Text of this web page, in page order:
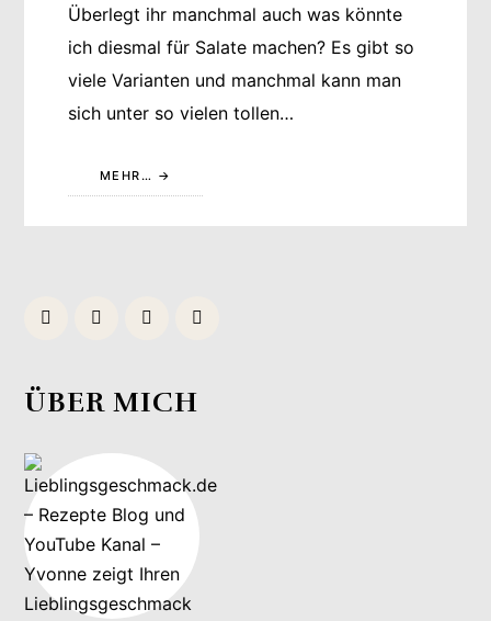
Überlegt ihr manchmal auch was könnte
ich diesmal für Salate machen? Es gibt so
viele Varianten und manchmal kann man
sich unter so vielen tollen…
MEHR…
ÜBER MICH